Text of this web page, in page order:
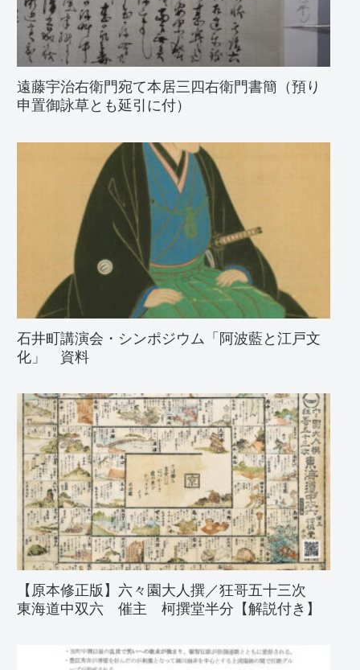
遠藤宇治右衛門宛て本居三四右衛門書簡（預り
申置御詠草とも延引に付）
石井町講演会・シンポジウム「阿波藍と江戸文
化」 資料
【原本修正版】六々園大人撰／狂哥五十三次
東海道中双六 催主 柯撰堂半分【解説付き】